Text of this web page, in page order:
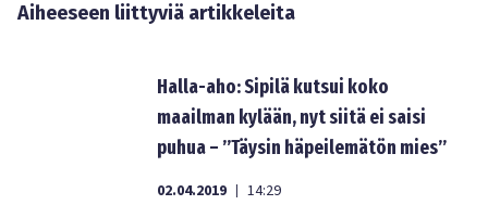
Aiheeseen liittyviä artikkeleita
Halla-aho: Sipilä kutsui koko
maailman kylään, nyt siitä ei saisi
puhua – ”Täysin häpeilemätön mies”
02.04.2019 | 14:29